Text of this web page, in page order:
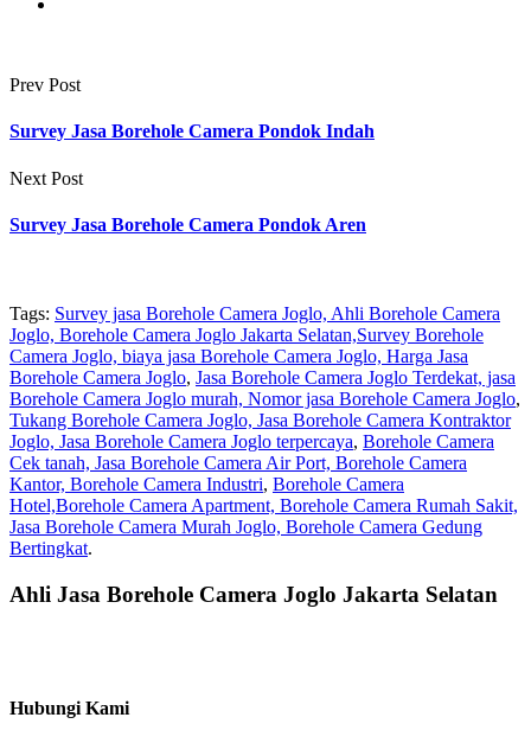
Prev Post
Survey Jasa Borehole Camera Pondok Indah
Next Post
Survey Jasa Borehole Camera Pondok Aren
Tags: Survey jasa Borehole Camera Joglo, Ahli Borehole Camera
Joglo, Borehole Camera Joglo Jakarta Selatan,Survey Borehole
Camera Joglo, biaya jasa Borehole Camera Joglo, Harga Jasa
Borehole Camera Joglo, Jasa Borehole Camera Joglo Terdekat, jasa
Borehole Camera Joglo murah, Nomor jasa Borehole Camera Joglo,
Tukang Borehole Camera Joglo, Jasa Borehole Camera Kontraktor
Joglo, Jasa Borehole Camera Joglo terpercaya, Borehole Camera
Cek tanah, Jasa Borehole Camera Air Port, Borehole Camera
Kantor, Borehole Camera Industri, Borehole Camera
Hotel,Borehole Camera Apartment, Borehole Camera Rumah Sakit,
Jasa Borehole Camera Murah Joglo, Borehole Camera Gedung
Bertingkat.
Ahli Jasa Borehole Camera Joglo Jakarta Selatan
Hubungi Kami